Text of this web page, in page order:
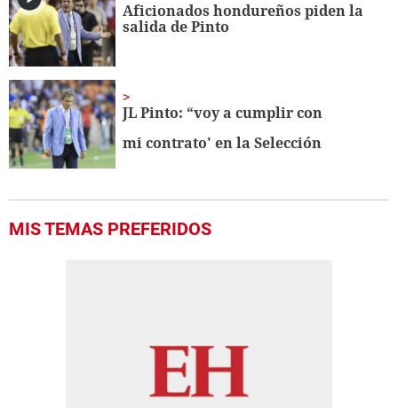
Aficionados hondureños piden la
salida de Pinto
JL Pinto: “voy a cumplir con
mi contrato' en la Selección
MIS TEMAS PREFERIDOS